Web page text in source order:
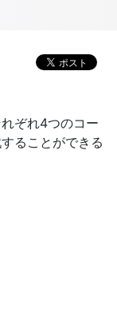
ぞれ4つのコー
ることができる